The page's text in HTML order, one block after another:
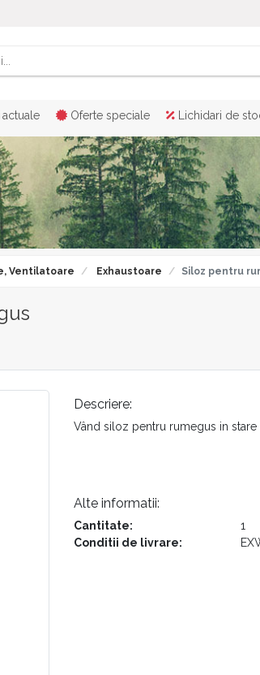
actuale Oferte speciale Lichidari de
Ventilatoare Exhaustoare Siloz pentru
Descriere:
Vând siloz pentru rumegus in
Alte informatii:
Cantitate:
1
Conditii de livrare: